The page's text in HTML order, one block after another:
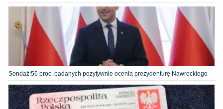
​Sondaż:56 proc. badanych pozytywnie ocenia prezydenturę Nawrockiego